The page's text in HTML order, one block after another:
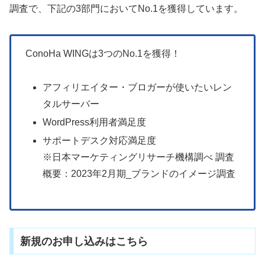
調査で、下記の3部門においてNo.1を獲得しています。
ConoHa WINGは3つのNo.1を獲得！
アフィリエイター・ブロガーが使いたいレン
タルサーバー
WordPress利用者満足度
サポートデスク対応満足度
※日本マーケティングリサーチ機構調べ 調査
概要：2023年2月期_ブランドのイメージ調査
新規のお申し込みはこちら